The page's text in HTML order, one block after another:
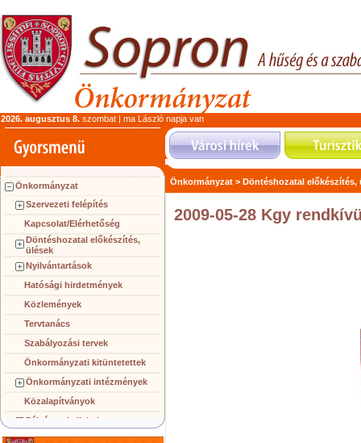
2026. augusztus 8. szombat | ma László napja van
Önkormányzat
Szervezeti felépítés
Kapcsolat/Elérhetőség
Döntéshozatal előkészítés,
ülések
Nyilvántartások
Hatósági hirdetmények
Közlemények
Tervtanács
Szabályozási tervek
Önkormányzati kitüntetettek
Önkormányzati intézmények
Közalapítványok
Pályázatok, licitek
Koncepciók, tervezetek
Önkormányzat > Döntéshozatal előkészítés,
2009-05-28 Kgy